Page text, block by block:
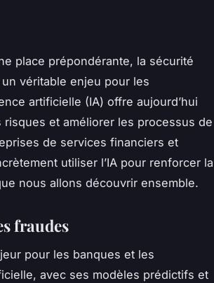
place prépondérante, la sécurité
véritable enjeu pour les
artificielle (IA) offre aujourd’hui
et améliorer les processus de
de services financiers et
utiliser l’IA pour renforcer la
nous allons découvrir ensemble.
fraudes
pour les banques et les
avec ses modèles prédictifs et